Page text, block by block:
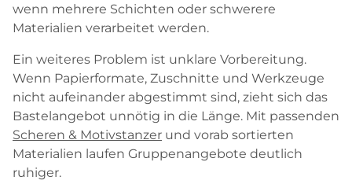
wenn mehrere Schichten oder schwerere
Materialien verarbeitet werden.
Ein weiteres Problem ist unklare Vorbereitung.
Wenn Papierformate, Zuschnitte und Werkzeuge
nicht aufeinander abgestimmt sind, zieht sich das
Bastelangebot unnötig in die Länge. Mit passenden
Scheren & Motivstanzer und vorab sortierten
Materialien laufen Gruppenangebote deutlich
ruhiger.